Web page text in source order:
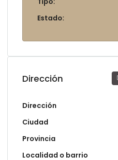
Estado:
Dirección
Dirección
Ciudad
Provincia
Localidad o barrio